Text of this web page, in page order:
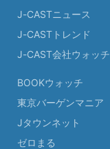
J-CASTニュース
J-CASTトレンド
J-CAST会社ウォッチ
BOOKウォッチ
東京バーゲンマニア
Jタウンネット
ゼロまる